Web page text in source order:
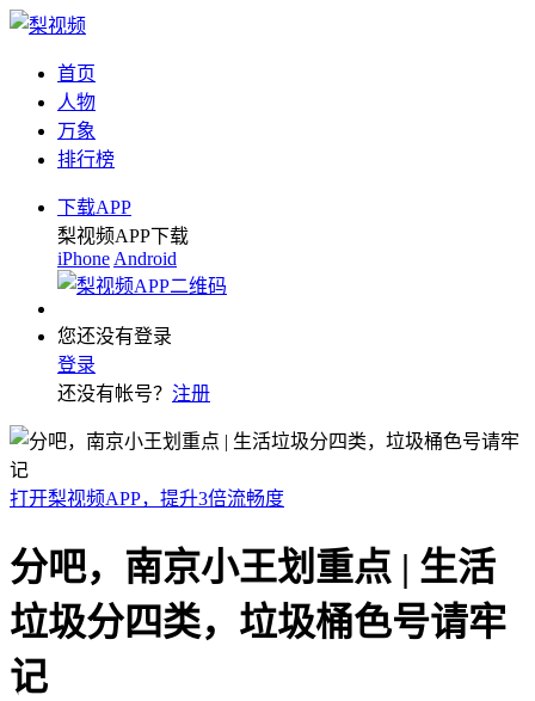
首页
人物
万象
排行榜
下载APP
梨视频APP下载
iPhone Android
您还没有登录
登录
还没有帐号？ 注册
打开梨视频APP，提升3倍流畅度
分吧，南京小王划重点 | 生活
垃圾分四类，垃圾桶色号请牢
记